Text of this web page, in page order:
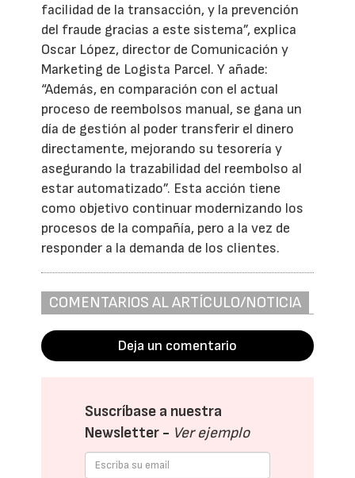
facilidad de la transacción, y la prevención
del fraude gracias a este sistema”, explica
Oscar López, director de Comunicación y
Marketing de Logista Parcel. Y añade:
“Además, en comparación con el actual
proceso de reembolsos manual, se gana un
día de gestión al poder transferir el dinero
directamente, mejorando su tesorería y
asegurando la trazabilidad del reembolso al
estar automatizado”. Esta acción tiene
como objetivo continuar modernizando los
procesos de la compañía, pero a la vez de
responder a la demanda de los clientes.
COMENTARIOS AL ARTÍCULO/NOTICIA
Deja un comentario
Suscríbase a nuestra
Newsletter - Ver ejemplo